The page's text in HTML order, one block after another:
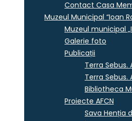
Contact Casa
Muzeul Municipal “Ioan
Muzeul municipal
Galerie foto
Publicații
Terra Sebus.
Terra Sebus.
Bibliotheca
Proiecte AFCN
Sava Henția